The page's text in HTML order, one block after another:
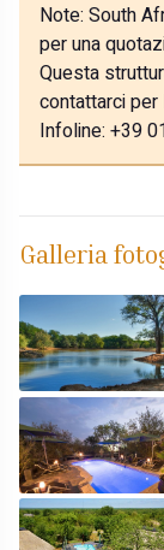
Note: South
per una
Questa
contattarci
Infoline: +39
Galleria